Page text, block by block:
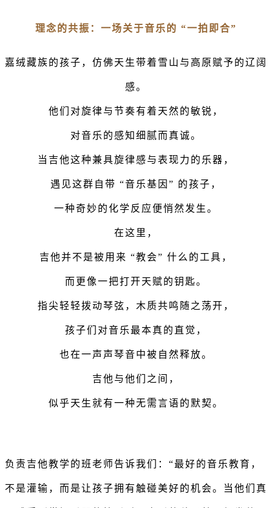
理念的共振：一场关于音乐的 “一拍即合”
嘉绒藏族的孩子，仿佛天生带着雪山与高原赋予的辽阔
感。
他们对旋律与节奏有着天然的敏锐，
对音乐的感知细腻而真诚。
当吉他这种兼具旋律感与表现力的乐器，
遇见这群自带 “音乐基因” 的孩子，
一种奇妙的化学反应便悄然发生。
在这里，
吉他并不是被用来 “教会” 什么的工具，
而更像一把打开天赋的钥匙。
指尖轻轻拨动琴弦，木质共鸣随之荡开，
孩子们对音乐最本真的直觉，
也在一声声琴音中被自然释放。
吉他与他们之间，
似乎天生就有一种无需言语的默契。
负责吉他教学的班老师告诉我们： “最好的音乐教育，
不是灌输，而是让孩子拥有触碰美好的机会。当他们真